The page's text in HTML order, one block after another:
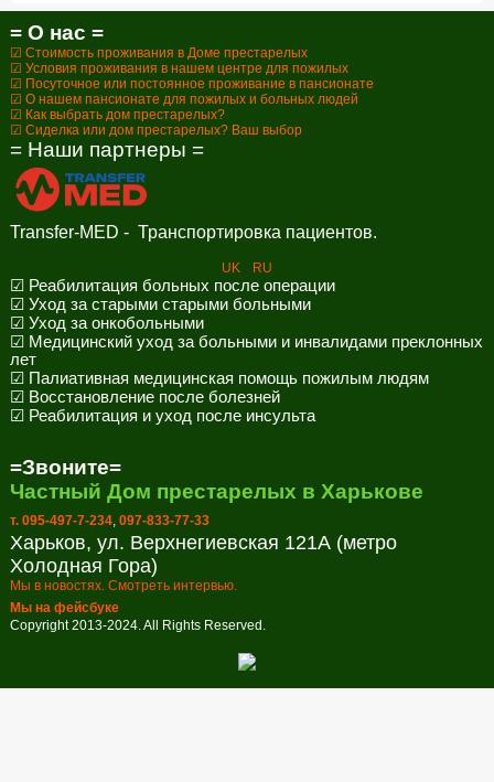
= О нас =
☑ Стоимость проживания в Доме престарелых
☑ Условия проживания в нашем центре для пожилых
☑ Посуточное или постоянное проживание в пансионате
☑ О нашем пансионате для пожилых и больных людей
☑ Как выбрать дом престарелых?
☑ Сиделка или дом престарелых? Ваш выбор
= Наши партнеры =
Transfer-MED - Транспортировка пациентов.
UK RU
☑ Реабилитация больных после операции
☑ Уход за старыми старыми больными
☑ Уход за онкобольными
☑ Медицинский уход за больными и инвалидами преклонных
лет
☑ Палиативная медицинская помощь пожилым людям
☑ Восстановление после болезней
☑ Реабилитация и уход после инсульта
=Звоните=
Частный Дом престарелых в Харькове
т. 095-497-7-234, 097-833-77-33
Харьков, ул. Верхнегиевская 121А (метро
Холодная Гора)
Мы в новостях. Смотреть интервью.
Мы на фейсбуке
Copyright 2013-2024. All Rights Reserved.